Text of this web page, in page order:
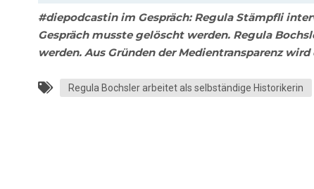
#diepodcastin im Gespräch: Regula Stämpfli
Gespräch musste gelöscht werden. Regula
werden. Aus Gründen der Medientransparenz wird
Regula Bochsler arbeitet als selbständige Historikerin